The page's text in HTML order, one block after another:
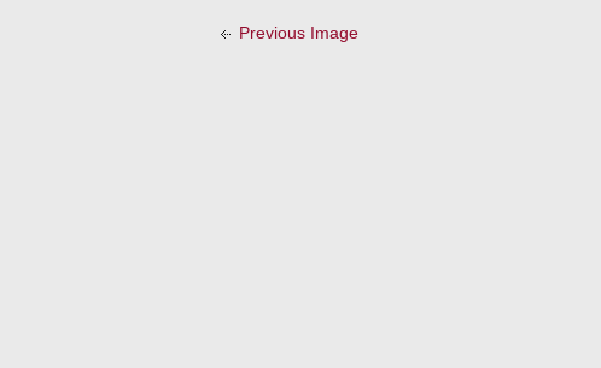
Previous Image